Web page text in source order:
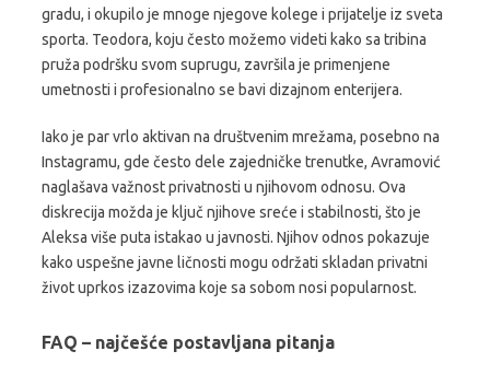
gradu, i okupilo je mnoge njegove kolege i prijatelje iz sveta
sporta. Teodora, koju često možemo videti kako sa tribina
pruža podršku svom suprugu, završila je primenjene
umetnosti i profesionalno se bavi dizajnom enterijera.
Iako je par vrlo aktivan na društvenim mrežama, posebno na
Instagramu, gde često dele zajedničke trenutke, Avramović
naglašava važnost privatnosti u njihovom odnosu. Ova
diskrecija možda je ključ njihove sreće i stabilnosti, što je
Aleksa više puta istakao u javnosti. Njihov odnos pokazuje
kako uspešne javne ličnosti mogu održati skladan privatni
život uprkos izazovima koje sa sobom nosi popularnost.
FAQ – najčešće postavljana pitanja